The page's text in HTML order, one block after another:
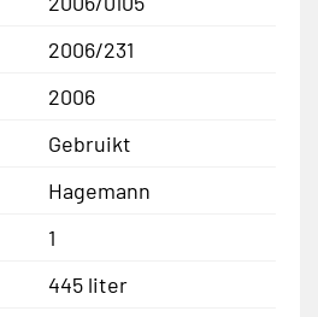
2006/231
2006
Gebruikt
Hagemann
1
445 liter